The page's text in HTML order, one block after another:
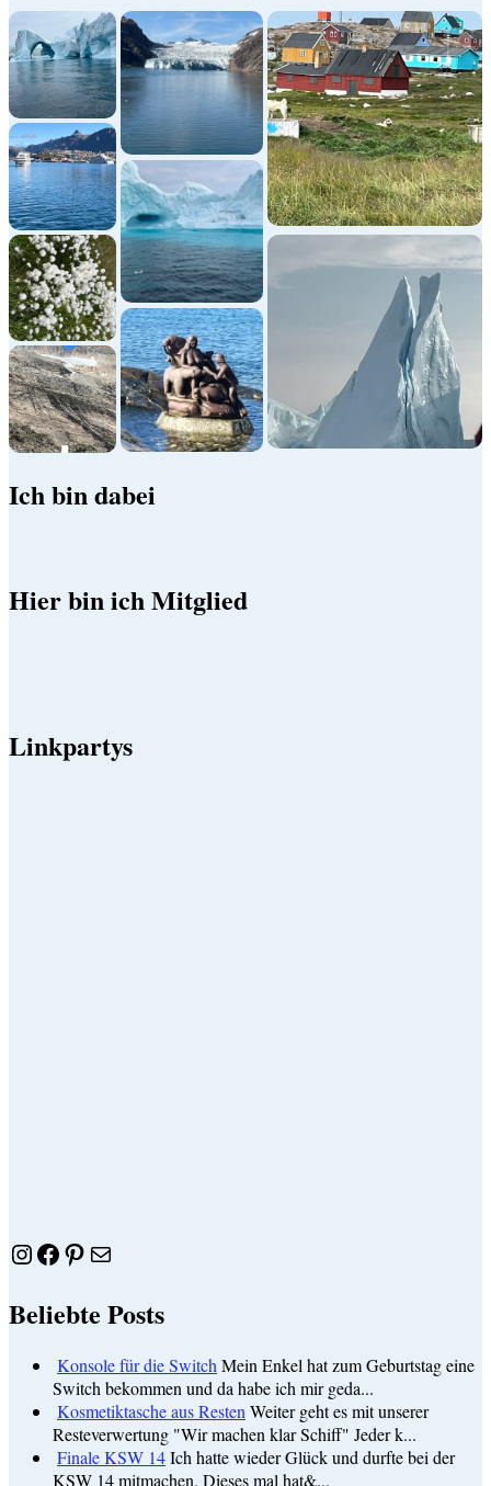
Ich bin dabei
Hier bin ich Mitglied
Linkpartys
Instagram
Facebook
Pinterest
E-Mail
Beliebte Posts
Konsole für die SwitchMein Enkel hat zum Geburtstag eine
Switch bekommen und da habe ich mir geda...
Kosmetiktasche aus RestenWeiter geht es mit unserer
Resteverwertung "Wir machen klar Schiff" Jeder k...
Finale KSW 14Ich hatte wieder Glück und durfte bei der
KSW 14 mitmachen. Dieses mal hat&...